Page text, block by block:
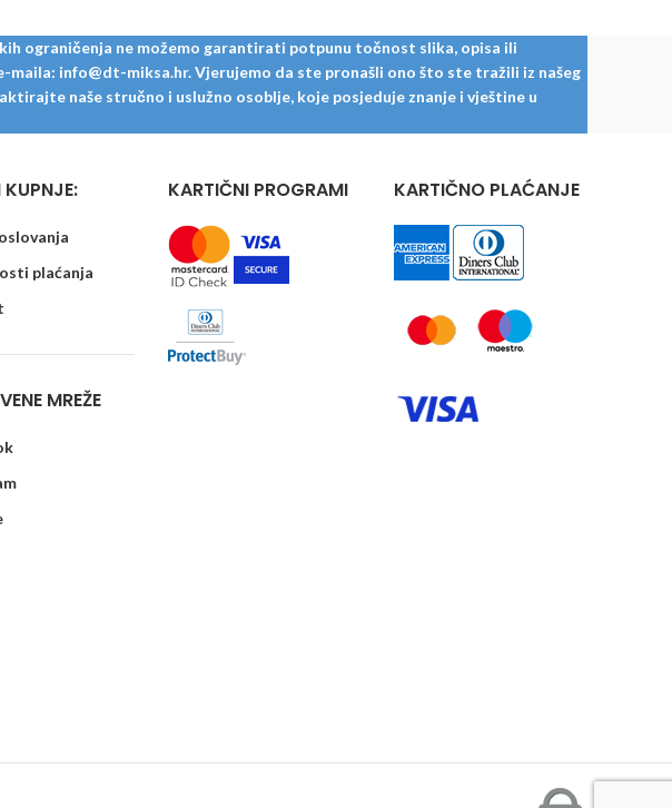
ograničenja ne možemo garantirati potpunu točnost slika, opisa ili
info@dt-miksa.hr. Vjerujemo da ste pronašli ono što ste tražili iz našeg
naše stručno i uslužno osoblje, koje posjeduje znanje i vještine u
KUPNJE:
plaćanja
MREŽE
KARTIČNI PROGRAMI KARTIČNO PLAĆANJE